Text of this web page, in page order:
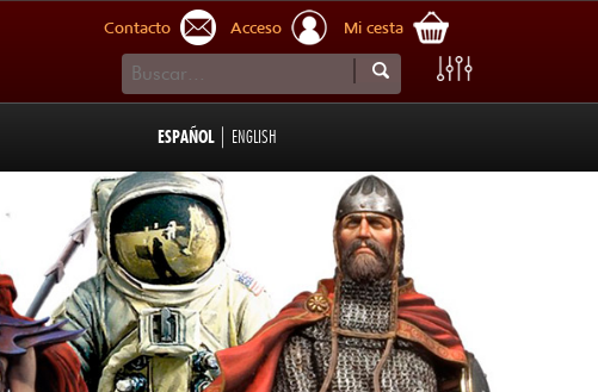
Contacto Acceso Mi cesta
ESPAÑOL | ENGLISH